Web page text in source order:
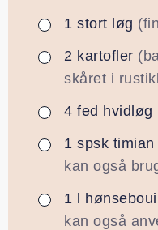
▢
1 stort løg
▢
2 kartofler
skåret i
▢
4 fed hvidløg
▢
1 spsk timian
kan også
▢
1 l
kan også